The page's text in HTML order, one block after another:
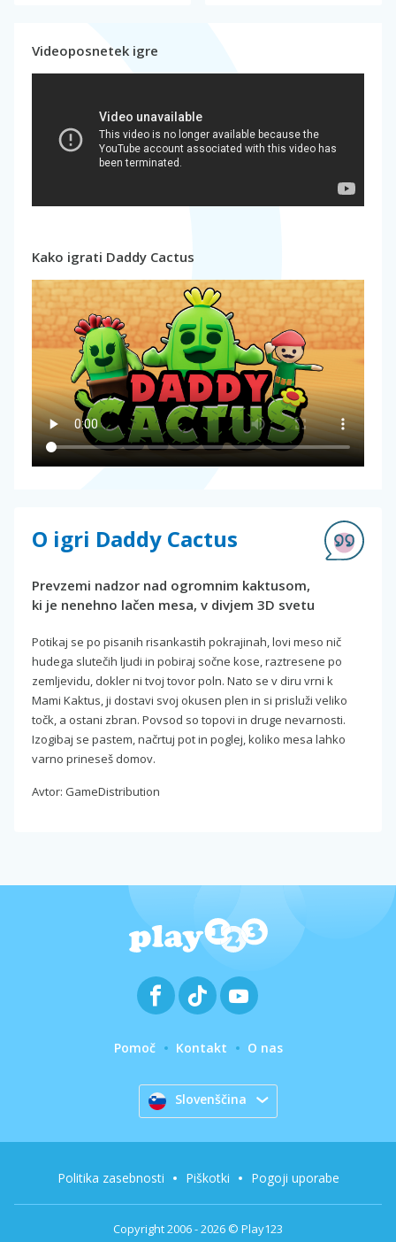
Videoposnetek igre
Kako igrati Daddy Cactus
O igri Daddy Cactus
Prevzemi nadzor nad ogromnim kaktusom,
ki je nenehno lačen mesa, v divjem 3D svetu
Potikaj se po pisanih risankastih pokrajinah, lovi meso nič
hudega slutečih ljudi in pobiraj sočne kose, raztresene po
zemljevidu, dokler ni tvoj tovor poln. Nato se v diru vrni k
Mami Kaktus, ji dostavi svoj okusen plen in si prisluži veliko
točk, a ostani zbran. Povsod so topovi in druge nevarnosti.
Izogibaj se pastem, načrtuj pot in poglej, koliko mesa lahko
varno prineseš domov.
Avtor: GameDistribution
Pomoč Kontakt O nas
Slovenščina
Copyright 2006 - 2026 © Play123
Politika zasebnosti Piškotki Pogoji uporabe